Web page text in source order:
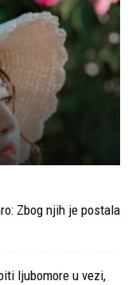
Zbog njih je postala
ljubomore u vezi,